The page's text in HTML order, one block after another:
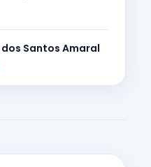
Santos Amaral